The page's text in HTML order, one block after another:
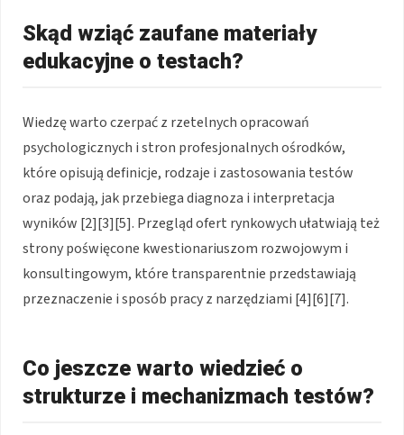
Skąd wziąć zaufane materiały
edukacyjne o testach?
Wiedzę warto czerpać z rzetelnych opracowań
psychologicznych i stron profesjonalnych ośrodków,
które opisują definicje, rodzaje i zastosowania testów
oraz podają, jak przebiega diagnoza i interpretacja
wyników [2][3][5]. Przegląd ofert rynkowych ułatwiają też
strony poświęcone kwestionariuszom rozwojowym i
konsultingowym, które transparentnie przedstawiają
przeznaczenie i sposób pracy z narzędziami [4][6][7].
Co jeszcze warto wiedzieć o
strukturze i mechanizmach testów?